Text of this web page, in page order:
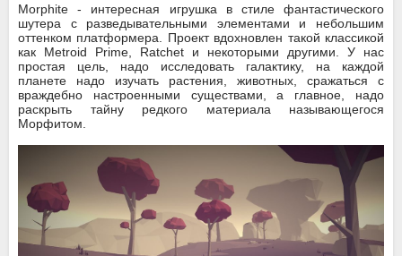
Morphite - интересная игрушка в стиле фантастического
шутера с разведывательными элементами и небольшим
оттенком платформера. Проект вдохновлен такой классикой
как Metroid Prime, Ratchet и некоторыми другими. У нас
простая цель, надо исследовать галактику, на каждой
планете надо изучать растения, животных, сражаться с
враждебно настроенными существами, а главное, надо
раскрыть тайну редкого материала называющегося
Морфитом.